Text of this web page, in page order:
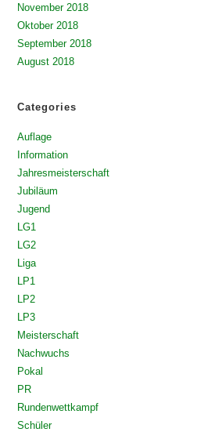
November 2018
Oktober 2018
September 2018
August 2018
Categories
Auflage
Information
Jahresmeisterschaft
Jubiläum
Jugend
LG1
LG2
Liga
LP1
LP2
LP3
Meisterschaft
Nachwuchs
Pokal
PR
Rundenwettkampf
Schüler